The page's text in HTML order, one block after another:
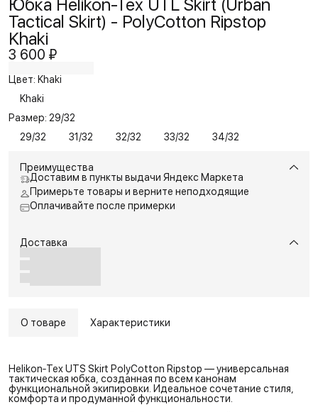
Юбка Helikon-Tex UTL Skirt (Urban
Tactical Skirt) - PolyCotton Ripstop
Khaki
3 600 ₽
Цвет: Khaki
Khaki
Размер: 29/32
29/32
31/32 32/32 33/32 34/32
Преимущества
Доставим в пункты выдачи Яндекс Маркета
Примерьте товары и верните неподходящие
Оплачивайте после примерки
Доставка
О товаре Характеристики
Helikon‑Tex UTS Skirt PolyCotton Ripstop — универсальная
тактическая юбка, созданная по всем канонам
функциональной экипировки. Идеальное сочетание стиля,
комфорта и продуманной функциональности.